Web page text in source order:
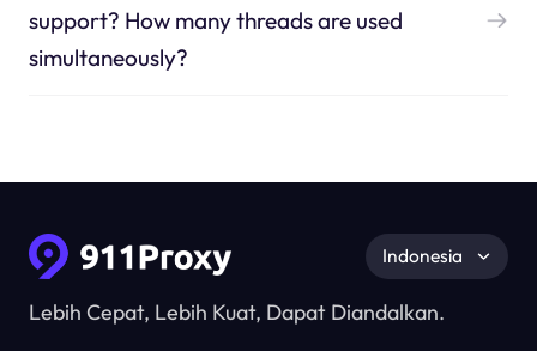
support? How many threads are used
simultaneously?
Lebih Cepat, Lebih Kuat, Dapat Diandalkan.
Indonesia